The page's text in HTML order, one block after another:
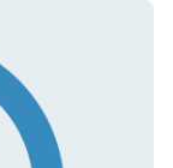
ください。